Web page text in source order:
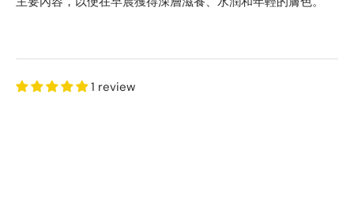
1 review